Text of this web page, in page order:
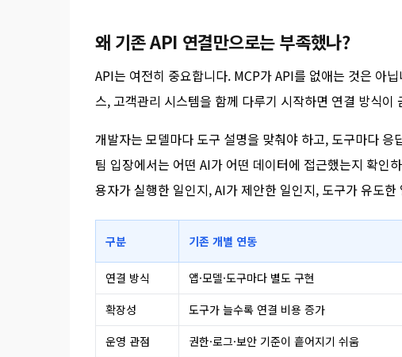
왜 기존 API 연결만으로는 부족했나?
API는 여전히 중요합니다. MCP가 API를 없애는 것은 아
스, 고객관리 시스템을 함께 다루기 시작하면 연결 방식이
개발자는 모델마다 도구 설명을 맞춰야 하고, 도구마다
팀 입장에서는 어떤 AI가 어떤 데이터에 접근했는지 확인
용자가 실행한 일인지, AI가 제안한 일인지, 도구가 유도
구분 기존 개별 연동
연결 방식 앱·모델·도구마다 별도 구현
확장성
도구가 늘수록 연결 비용 증가
운영 관점
권한·로그·보안 기준이 흩어지기 쉬움